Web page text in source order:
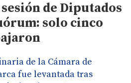
de Diputados
solo cinco
de la Cámara de
fue levantada tras